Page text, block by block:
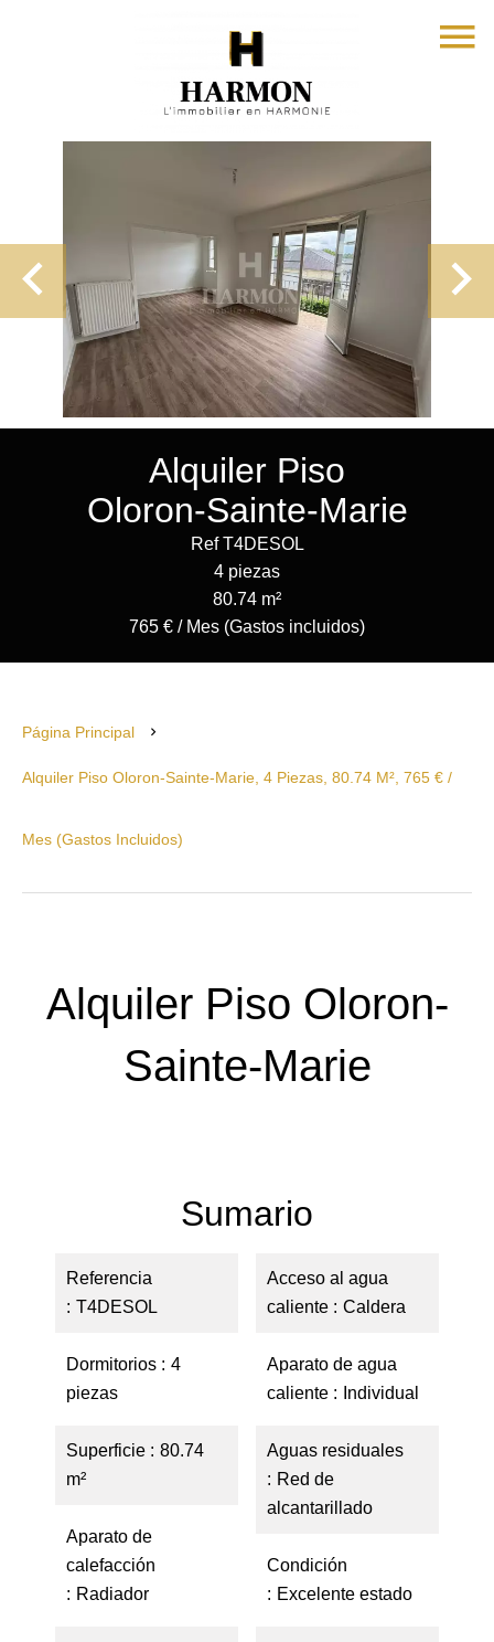
Alquiler Piso
Oloron-Sainte-Marie
Ref T4DESOL
4 piezas
80.74 m²
765 € / Mes (Gastos incluidos)
Página Principal
Alquiler Piso Oloron-Sainte-Marie, 4 Piezas, 80.74 M², 765 € /
Mes (Gastos Incluidos)
Alquiler Piso Oloron-
Sainte-Marie
Sumario
Referencia
T4DESOL
Dormitorios
4
piezas
Superficie
80.74
m²
Aparato de
calefacción
Radiador
Acceso al agua
caliente
Caldera
Aparato de agua
caliente
Individual
Aguas residuales
Red de
alcantarillado
Condición
Excelente estado